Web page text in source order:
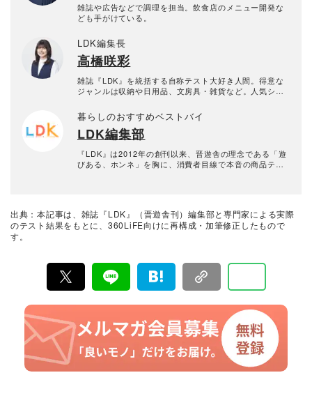
雑誌や広告などで調理を担当。飲食店のメニュー開発な
ども手がけている。
LDK編集長
高橋咲彩
雑誌『LDK』を統括する自称テスト大好き人間。得意な
ジャンルは収納や日用品、文房具・雑貨など。人気ショ
後、雑誌『MONOQLO』を経て、2023年『LDK』編集
長に就任。市場調査を元に特集のテーマ決めや表紙作
成、入稿前の最終確認を行う。
暮らしのおすすめベストバイ
LDK編集部
『LDK』は2012年の創刊以来、晋遊舎の理念である「遊
びある、ホンネ」を胸に、消費者目線で本音の商品テス
て見つけた「本当に良いもの」と「お役立ち情報」を厳
選してあなたにお届け。編集長・高橋咲彩を中心に、11
出典：本記事は、雑誌『LDK』（晋遊舎刊）編集部と専門家による実際
のテスト結果をもとに、360LiFE向けに再構成・加筆修正したもので
す。